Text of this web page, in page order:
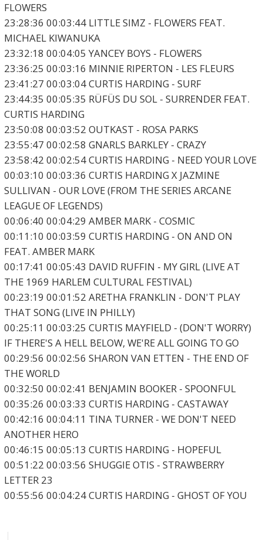
FLOWERS
23:28:36 00:03:44 LITTLE SIMZ - FLOWERS FEAT.
MICHAEL KIWANUKA
23:32:18 00:04:05 YANCEY BOYS - FLOWERS
23:36:25 00:03:16 MINNIE RIPERTON - LES FLEURS
23:41:27 00:03:04 CURTIS HARDING - SURF
23:44:35 00:05:35 RÜFÜS DU SOL - SURRENDER FEAT.
CURTIS HARDING
23:50:08 00:03:52 OUTKAST - ROSA PARKS
23:55:47 00:02:58 GNARLS BARKLEY - CRAZY
23:58:42 00:02:54 CURTIS HARDING - NEED YOUR LOVE
00:03:10 00:03:36 CURTIS HARDING X JAZMINE
SULLIVAN - OUR LOVE (FROM THE SERIES ARCANE
LEAGUE OF LEGENDS)
00:06:40 00:04:29 AMBER MARK - COSMIC
00:11:10 00:03:59 CURTIS HARDING - ON AND ON
FEAT. AMBER MARK
00:17:41 00:05:43 DAVID RUFFIN - MY GIRL (LIVE AT
THE 1969 HARLEM CULTURAL FESTIVAL)
00:23:19 00:01:52 ARETHA FRANKLIN - DON'T PLAY
THAT SONG (LIVE IN PHILLY)
00:25:11 00:03:25 CURTIS MAYFIELD - (DON'T WORRY)
IF THERE'S A HELL BELOW, WE'RE ALL GOING TO GO
00:29:56 00:02:56 SHARON VAN ETTEN - THE END OF
THE WORLD
00:32:50 00:02:41 BENJAMIN BOOKER - SPOONFUL
00:35:26 00:03:33 CURTIS HARDING - CASTAWAY
00:42:16 00:04:11 TINA TURNER - WE DON'T NEED
ANOTHER HERO
00:46:15 00:05:13 CURTIS HARDING - HOPEFUL
00:51:22 00:03:56 SHUGGIE OTIS - STRAWBERRY
LETTER 23
00:55:56 00:04:24 CURTIS HARDING - GHOST OF YOU